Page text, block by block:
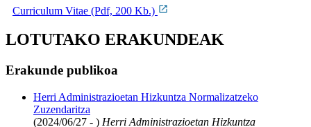
Curriculum Vitae (Pdf, 200 Kb.)
LOTUTAKO ERAKUNDEAK
Erakunde publikoa
Herri Administrazioetan Hizkuntza Normalizatzeko
Zuzendaritza
(2024/06/27 - ) Herri Administrazioetan Hizkuntza